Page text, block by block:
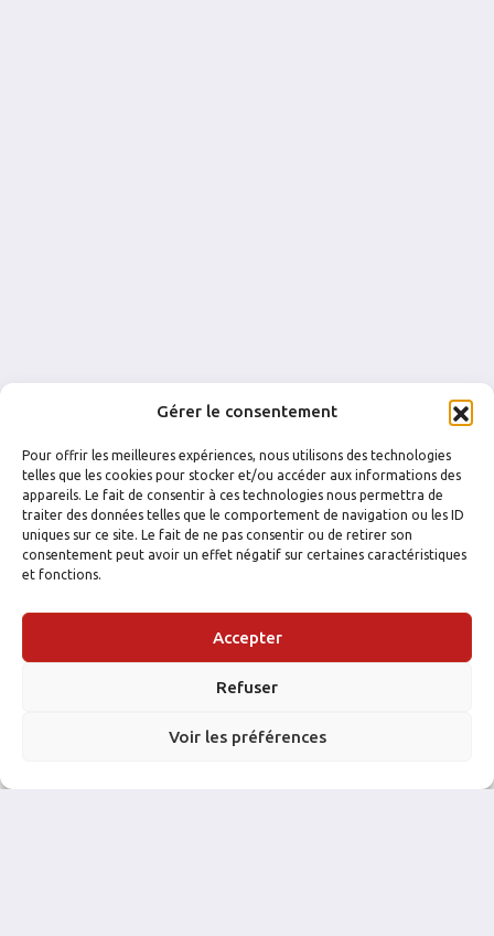
Gérer le consentement
Pour offrir les meilleures expériences, nous utilisons des technologies
telles que les cookies pour stocker et/ou accéder aux informations des
appareils. Le fait de consentir à ces technologies nous permettra de
traiter des données telles que le comportement de navigation ou les ID
uniques sur ce site. Le fait de ne pas consentir ou de retirer son
consentement peut avoir un effet négatif sur certaines caractéristiques
et fonctions.
Accepter
Refuser
Voir les préférences
INSTAGRAM